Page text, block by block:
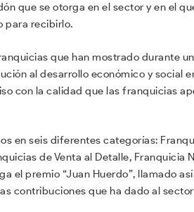
que se otorga en el sector y en el
para recibirlo.
que han mostrado durante
al desarrollo económico y social
con la calidad que las franquicias
en seis diferentes categorías:
de Venta al Detalle, Franquicia
el premio “Juan Huerdo”, llamado
contribuciones que ha dado al